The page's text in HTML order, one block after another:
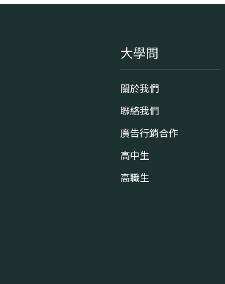
大學問
關於我們
聯絡我們
廣告行銷合作
高中生
高職生